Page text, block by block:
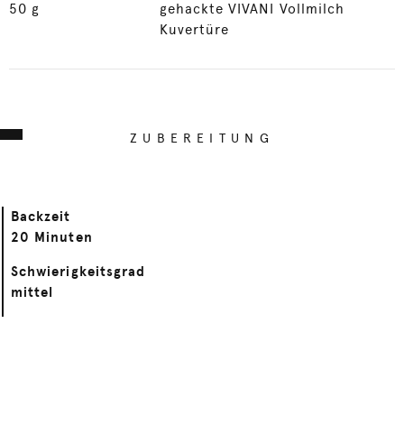
50 g
gehackte VIVANI Vollmilch
Kuvertüre
ZUBEREITUNG
Backzeit
20 Minuten
Schwierigkeitsgrad
mittel